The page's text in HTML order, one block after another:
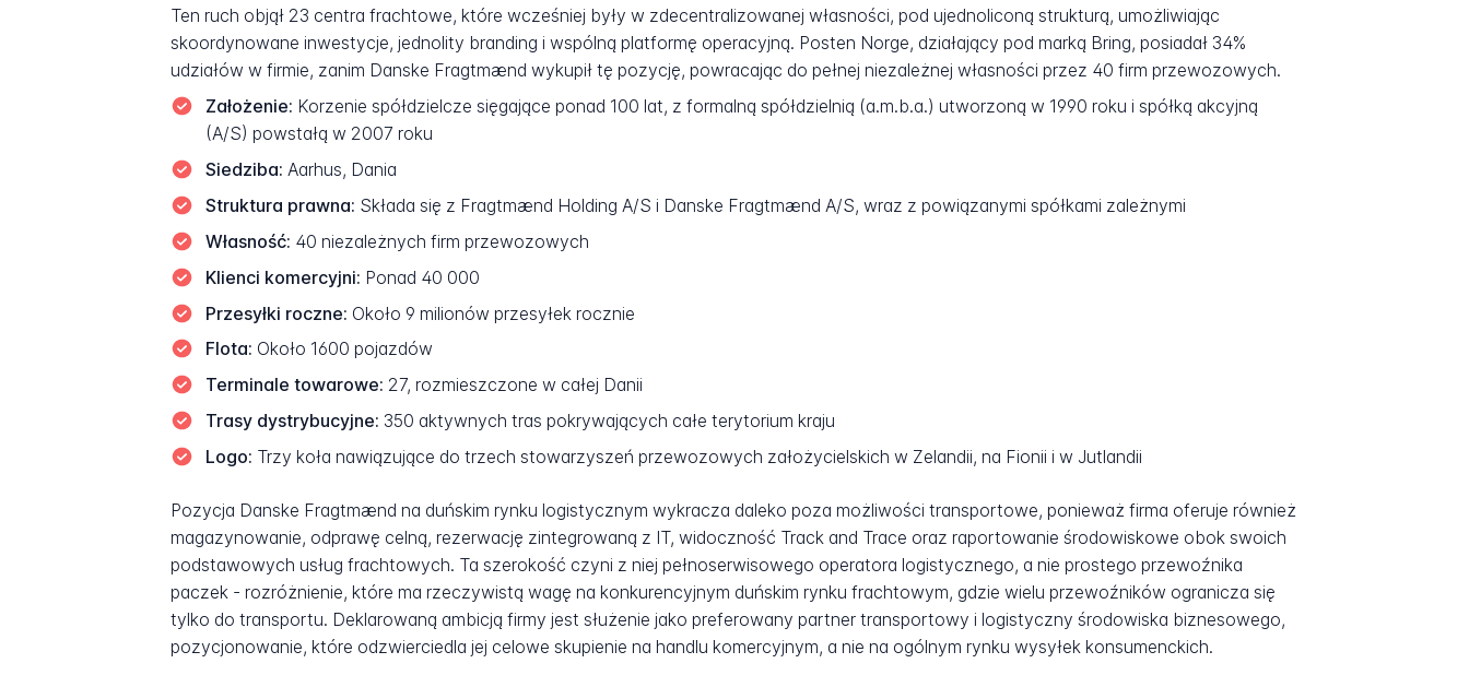
Ten ruch objął 23 centra frachtowe, które wcześniej były w zdecentralizowanej własności, pod ujednoliconą strukturą, umożliwiając
skoordynowane inwestycje, jednolity branding i wspólną platformę operacyjną. Posten Norge, działający pod marką Bring, posiadał 34%
udziałów w firmie, zanim Danske Fragtmænd wykupił tę pozycję, powracając do pełnej niezależnej własności przez 40 firm przewozowych.
Założenie: Korzenie spółdzielcze sięgające ponad 100 lat, z formalną spółdzielnią (a.m.b.a.) utworzoną w 1990 roku i spółką akcyjną
(A/S) powstałą w 2007 roku
Siedziba: Aarhus, Dania
Struktura prawna: Składa się z Fragtmænd Holding A/S i Danske Fragtmænd A/S, wraz z powiązanymi spółkami zależnymi
Własność: 40 niezależnych firm przewozowych
Klienci komercyjni: Ponad 40 000
Przesyłki roczne: Około 9 milionów przesyłek rocznie
Flota: Około 1600 pojazdów
Terminale towarowe: 27, rozmieszczone w całej Danii
Trasy dystrybucyjne: 350 aktywnych tras pokrywających całe terytorium kraju
Logo: Trzy koła nawiązujące do trzech stowarzyszeń przewozowych założycielskich w Zelandii, na Fionii i w Jutlandii
Pozycja Danske Fragtmænd na duńskim rynku logistycznym wykracza daleko poza możliwości transportowe, ponieważ firma oferuje również
magazynowanie, odprawę celną, rezerwację zintegrowaną z IT, widoczność Track and Trace oraz raportowanie środowiskowe obok swoich
podstawowych usług frachtowych. Ta szerokość czyni z niej pełnoserwisowego operatora logistycznego, a nie prostego przewoźnika
paczek - rozróżnienie, które ma rzeczywistą wagę na konkurencyjnym duńskim rynku frachtowym, gdzie wielu przewoźników ogranicza się
tylko do transportu. Deklarowaną ambicją firmy jest służenie jako preferowany partner transportowy i logistyczny środowiska biznesowego,
pozycjonowanie, które odzwierciedla jej celowe skupienie na handlu komercyjnym, a nie na ogólnym rynku wysyłek konsumenckich.